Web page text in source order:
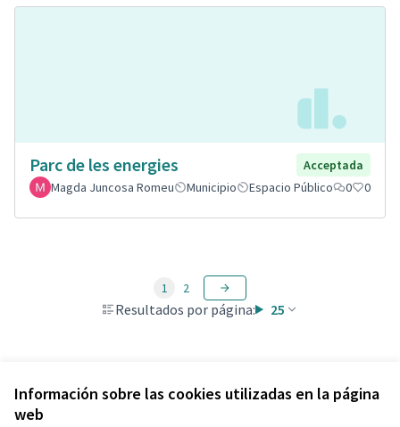
Información sobre las cookies utilizadas en la página
web
Parc de les energies
Acceptada
Magda Juncosa Romeu
Municipio Espacio Público 0 0
Resultados por página: 25
1 2
Ver todas las propuestas retiradas